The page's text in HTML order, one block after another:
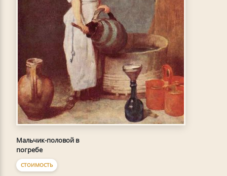
Мальчик-половой в
погребе
СТОИМОСТЬ